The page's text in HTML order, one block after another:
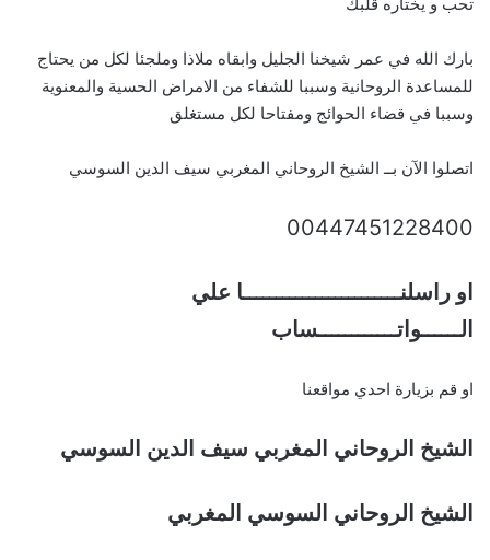
بارك الله في عمر شيخنا الجليل وابقاه ملاذا وملجئا لكل من يحتاج
للمساعدة الروحانية وسببا للشفاء من الامراض الحسية والمعنوية
وسببا في قضاء الحوائج ومفتاحا لكل مستغلق
اتصلوا الآن بــ الشيخ الروحاني المغربي سيف الدين السوسي
00447451228400
او راسلنــــــــــــــــــــــــا علي
الــــــواتــــــــــــساب
او قم بزيارة احدي مواقعنا
الشيخ الروحاني المغربي سيف الدين السوسي
الشيخ الروحاني السوسي المغربي